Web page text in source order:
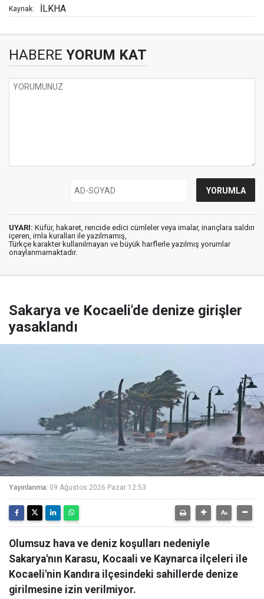
Kaynak: İLKHA
HABERE YORUM KAT
UYARI: Küfür, hakaret, rencide edici cümleler veya imalar, inançlara saldırı
içeren, imla kuralları ile yazılmamış,
Türkçe karakter kullanılmayan ve büyük harflerle yazılmış yorumlar
onaylanmamaktadır.
Sakarya ve Kocaeli'de denize girişler
yasaklandı
Yayınlanma: 09 Ağustos 2026 Pazar 12:53
Olumsuz hava ve deniz koşulları nedeniyle
Sakarya'nın Karasu, Kocaali ve Kaynarca ilçeleri ile
Kocaeli'nin Kandıra ilçesindeki sahillerde denize
girilmesine izin verilmiyor.